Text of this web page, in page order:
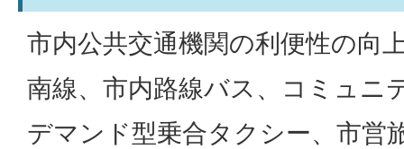
市内公共交通機関の利便性の向
南線、市内路線バス、コミュニ
デマンド型乗合タクシー、市営